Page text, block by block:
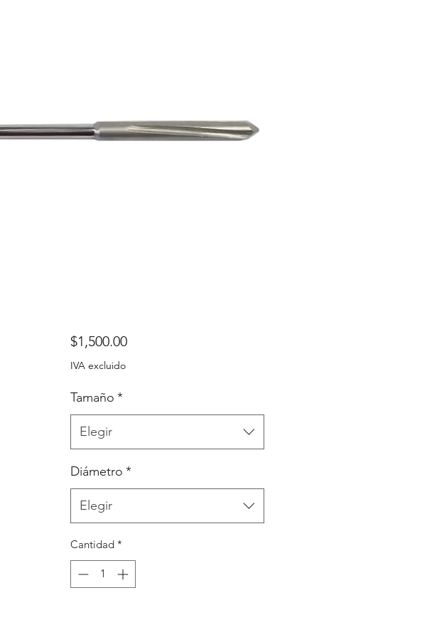
$1,500.00Precio
IVA excluido
Tamaño *
Elegir
Diámetro *
Elegir
Cantidad *